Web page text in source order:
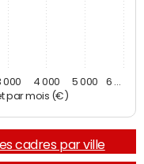
par mois (€)
000 4 000 5 000 6 …
cadres par ville